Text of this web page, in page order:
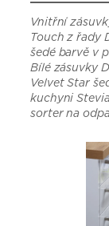
Vnitřní
Touch z řady
šedé barvě v
Bílé zásuvky
Velvet Star
kuchyni
sorter na